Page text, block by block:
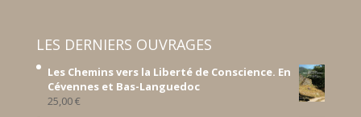
LES DERNIERS OUVRAGES
Les Chemins vers la Liberté de Conscience. En
Cévennes et Bas-Languedoc
25,00€